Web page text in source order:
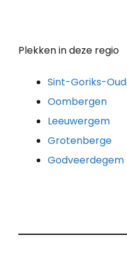
Plekken in deze regio
Sint-Goriks-
Oombergen
Leeuwergem
Grotenberge
Godveerdegem